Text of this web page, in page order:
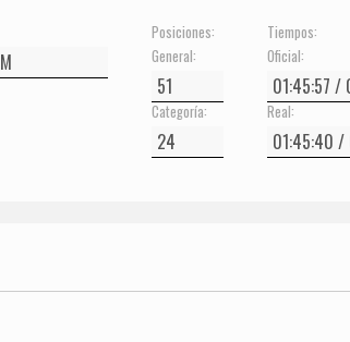
Posiciones:
General:
Categoría:
Tiempos:
Oficial:
Real: